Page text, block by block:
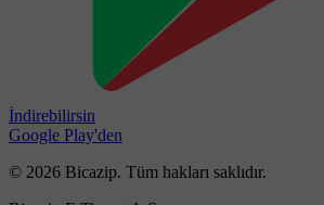
İndirebilirsin
Google Play'den
© 2026 Bicazip. Tüm hakları saklıdır.